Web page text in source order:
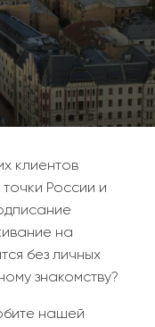
клиентов
России и
на
без личных
знакомству?
нашей